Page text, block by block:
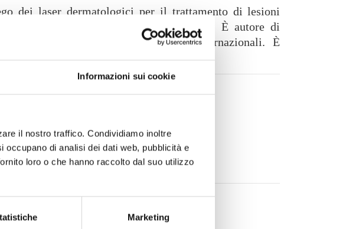
Informazioni sui cookie
il nostro traffico. Condividiamo inoltre
di analisi dei dati web, pubblicità e
loro o che hanno raccolto dal suo utilizzo
Marketing
dei laser dermatologici per il trattamento di lesioni
e in ambito di dermatologia estetica. È autore di
e relatore a congressi nazionali e internazionali. È
della EADV.